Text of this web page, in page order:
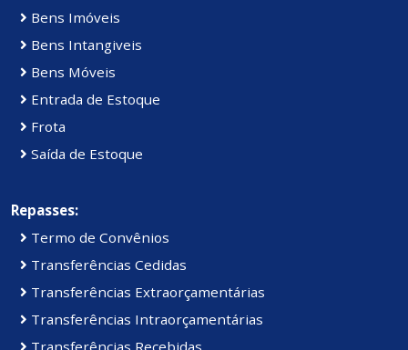
Bens Imóveis
Bens Intangiveis
Bens Móveis
Entrada de Estoque
Frota
Saída de Estoque
Repasses:
Termo de Convênios
Transferências Cedidas
Transferências Extraorçamentárias
Transferências Intraorçamentárias
Transferências Recebidas